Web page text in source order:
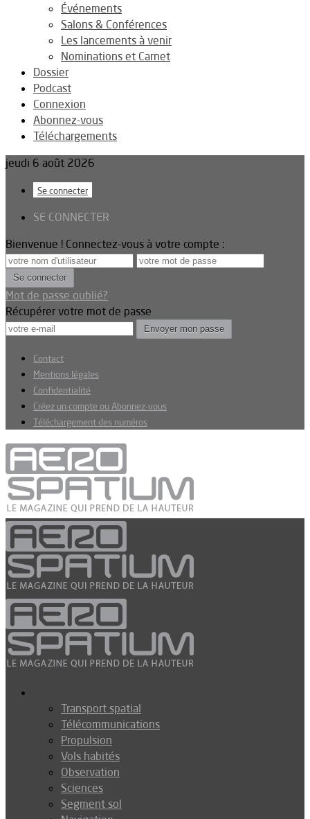
Événements
Salons & Conférences
Les lancements à venir
Nominations et Carnet
Dossier
Podcast
Connexion
Abonnez-vous
Téléchargements
jeudi 6 août 2026
Se connecter
SE CONNECTER
Bienvenue ! Connectez-vous à votre compte :
Mot de passe oublié?
Récupérer votre mot de passe
Contact
Mentions légales
Confidentialité
Créez un compte ou Abonnez-vous
Téléchargement des numéros
Transport spatial
Télécommunications
Propulsion
Vols habités
Observation
Sciences
Segment sol